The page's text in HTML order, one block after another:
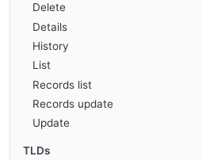
Delete
Details
History
List
Records list
Records update
Update
TLDs